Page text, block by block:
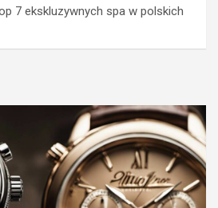
7 ekskluzywnych spa w polskich